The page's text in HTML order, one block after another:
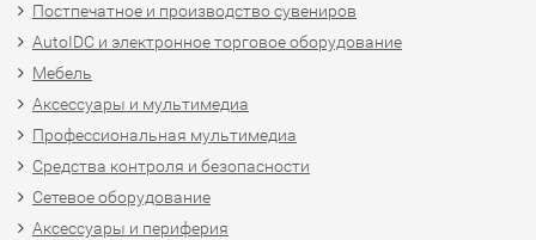
Постпечатное и производство сувениров
AutoIDC и электронное торговое оборудование
Мебель
Аксессуары и мультимедиа
Профессиональная мультимедиа
Средства контроля и безопасности
Сетевое оборудование
Аксессуары и периферия